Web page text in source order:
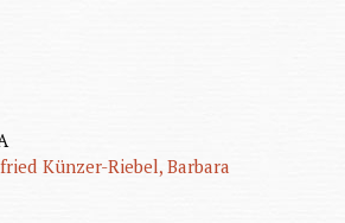
Künzer-Riebel, Barbara